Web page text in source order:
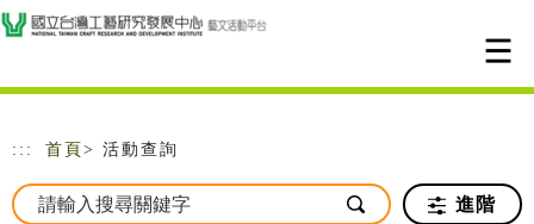
跳到主要內容
網站導覽
::: 首頁 > 活動查詢
進階